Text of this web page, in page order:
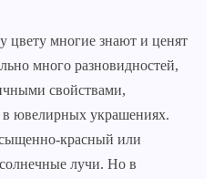
цвету многие знают и ценят
много разновидностей,
свойствами,
ювелирных украшениях.
красный или
лучи. Но в